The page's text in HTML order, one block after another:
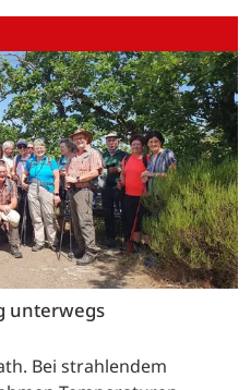
unterwegs
Bei strahlendem